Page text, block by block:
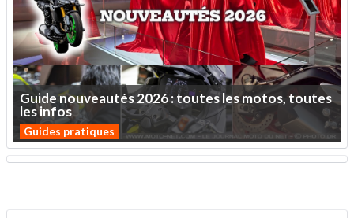
Guidenouveautés2026:touteslesmotos,toutes
lesinfos
Guides pratiques